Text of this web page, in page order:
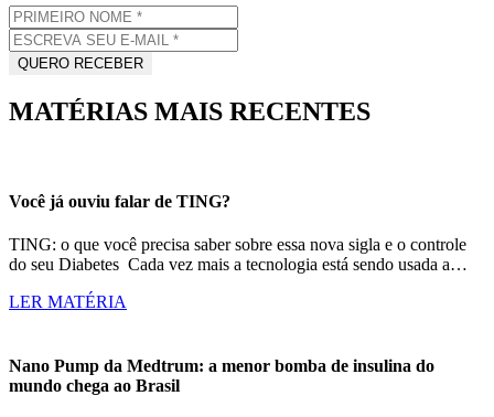
MATÉRIAS MAIS RECENTES
Você já ouviu falar de TING?
TING: o que você precisa saber sobre essa nova sigla e o controle
do seu Diabetes Cada vez mais a tecnologia está sendo usada a…
LER MATÉRIA
Nano Pump da Medtrum: a menor bomba de insulina do
mundo chega ao Brasil